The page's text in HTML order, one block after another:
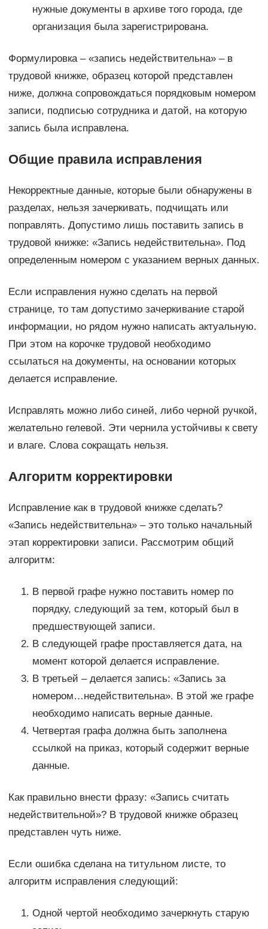
нужные документы в архиве того города, где
организация была зарегистрирована.
Формулировка – «запись недействительна» – в
трудовой книжке, образец которой представлен
ниже, должна сопровождаться порядковым номером
записи, подписью сотрудника и датой, на которую
запись была исправлена.
Общие правила исправления
Некорректные данные, которые были обнаружены в
разделах, нельзя зачеркивать, подчищать или
поправлять. Допустимо лишь поставить запись в
трудовой книжке: «Запись недействительна». Под
определенным номером с указанием верных данных.
Если исправления нужно сделать на первой
странице, то там допустимо зачеркивание старой
информации, но рядом нужно написать актуальную.
При этом на корочке трудовой необходимо
ссылаться на документы, на основании которых
делается исправление.
Исправлять можно либо синей, либо черной ручкой,
желательно гелевой. Эти чернила устойчивы к свету
и влаге. Слова сокращать нельзя.
Алгоритм корректировки
Исправление как в трудовой книжке сделать?
«Запись недействительна» – это только начальный
этап корректировки записи. Рассмотрим общий
алгоритм:
В первой графе нужно поставить номер по
порядку, следующий за тем, который был в
предшествующей записи.
В следующей графе проставляется дата, на
момент которой делается исправление.
В третьей – делается запись: «Запись за
номером…недействительна». В этой же графе
необходимо написать верные данные.
Четвертая графа должна быть заполнена
ссылкой на приказ, который содержит верные
данные.
Как правильно внести фразу: «Запись считать
недействительной»? В трудовой книжке образец
представлен чуть ниже.
Если ошибка сделана на титульном листе, то
алгоритм исправления следующий:
Одной чертой необходимо зачеркнуть старую